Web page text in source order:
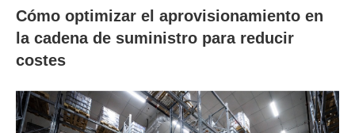
Cómo optimizar el aprovisionamiento en
la cadena de suministro para reducir
costes